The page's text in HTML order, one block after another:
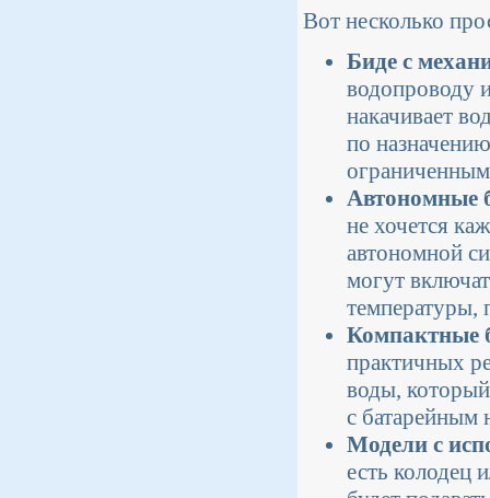
Вот несколько
Биде с
водопроводу
накачивает
по
Автономные
не хочется
автономной
могут
температуры,
Компактные
практичных
воды,
с батарейным
Модели с
есть колодец